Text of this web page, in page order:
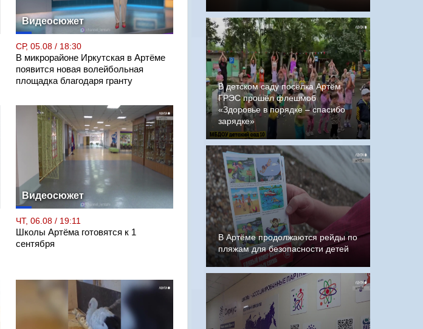
Видеосюжет
СР, 05.08 / 18:30
В микрорайоне Иркутская в Артёме
появится новая волейбольная
площадка благодаря гранту
Видеосюжет
ЧТ, 06.08 / 19:11
Школы Артёма готовятся к 1
сентября
В детском саду посёлка Артём
ГРЭС прошёл флешмоб
«Здоровье в порядке – спасибо
зарядке»
В Артёме продолжаются рейды по
пляжам для безопасности детей